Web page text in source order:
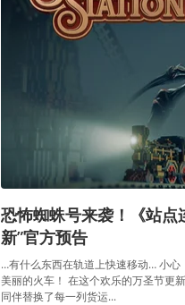
恐怖蜘蛛号来袭！《站
新”官方预告
…有什么东西在轨道上快速移动… 小心
美丽的火车！ 在这个欢乐的万圣节更
同伴替换了每一列货运...